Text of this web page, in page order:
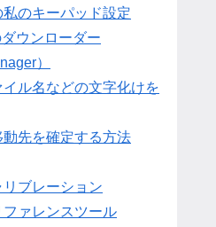
私のキーパッド設定
ウンローダー
）
イル名などの文字化けを
動先を確定する方法
リブレーション
ファレンスツール